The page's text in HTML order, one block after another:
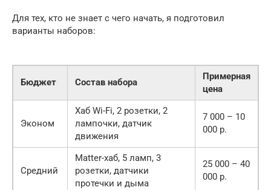
Для тех, кто не знает с чего начать, я подготовил
варианты наборов:
Бюджет Состав набора
Примерная
цена
Эконом
Хаб Wi-Fi, 2 розетки, 2
лампочки, датчик
движения
7 000 – 10
000 р.
Средний
Matter-хаб, 5 ламп, 3
розетки, датчики
протечки и дыма
25 000 – 40
000 р.